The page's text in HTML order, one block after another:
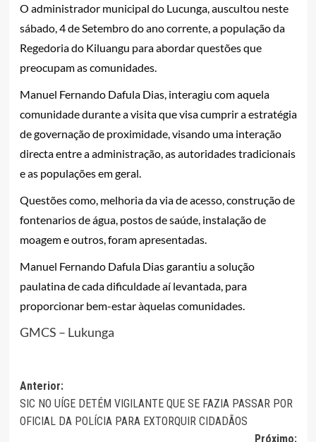
O administrador municipal do Lucunga, auscultou neste
sábado, 4 de Setembro do ano corrente, a população da
Regedoria do Kiluangu para abordar questões que
preocupam as comunidades.
Manuel Fernando Dafula Dias, interagiu com aquela
comunidade durante a visita que visa cumprir a estratégia
de governação de proximidade, visando uma interação
directa entre a administração, as autoridades tradicionais
e as populações em geral.
Questões como, melhoria da via de acesso, construção de
fontenarios de água, postos de saúde, instalação de
moagem e outros, foram apresentadas.
Manuel Fernando Dafula Dias garantiu a solução
paulatina de cada dificuldade aí levantada, para
proporcionar bem-estar àquelas comunidades.
GMCS – Lukunga
Navegação
de
Anterior:
SIC NO UÍGE DETÉM VIGILANTE QUE SE FAZIA PASSAR POR
OFICIAL DA POLÍCIA PARA EXTORQUIR CIDADÃOS
Próximo: